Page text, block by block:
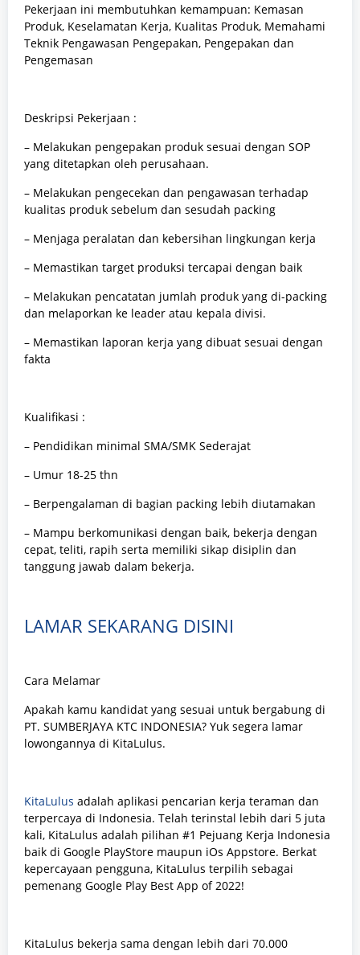
Pekerjaan ini membutuhkan kemampuan: Kemasan
Produk, Keselamatan Kerja, Kualitas Produk, Memahami
Teknik Pengawasan Pengepakan, Pengepakan dan
Pengemasan
Deskripsi Pekerjaan :
– Melakukan pengepakan produk sesuai dengan SOP
yang ditetapkan oleh perusahaan.
– Melakukan pengecekan dan pengawasan terhadap
kualitas produk sebelum dan sesudah packing
– Menjaga peralatan dan kebersihan lingkungan kerja
– Memastikan target produksi tercapai dengan baik
– Melakukan pencatatan jumlah produk yang di-packing
dan melaporkan ke leader atau kepala divisi.
– Memastikan laporan kerja yang dibuat sesuai dengan
fakta
Kualifikasi :
– Pendidikan minimal SMA/SMK Sederajat
– Umur 18-25 thn
– Berpengalaman di bagian packing lebih diutamakan
– Mampu berkomunikasi dengan baik, bekerja dengan
cepat, teliti, rapih serta memiliki sikap disiplin dan
tanggung jawab dalam bekerja.
LAMAR SEKARANG DISINI
Cara Melamar
Apakah kamu kandidat yang sesuai untuk bergabung di
PT. SUMBERJAYA KTC INDONESIA? Yuk segera lamar
lowongannya di KitaLulus.
KitaLulus adalah aplikasi pencarian kerja teraman dan
terpercaya di Indonesia. Telah terinstal lebih dari 5 juta
kali, KitaLulus adalah pilihan #1 Pejuang Kerja Indonesia
baik di Google PlayStore maupun iOs Appstore. Berkat
kepercayaan pengguna, KitaLulus terpilih sebagai
pemenang Google Play Best App of 2022!
KitaLulus bekerja sama dengan lebih dari 70.000